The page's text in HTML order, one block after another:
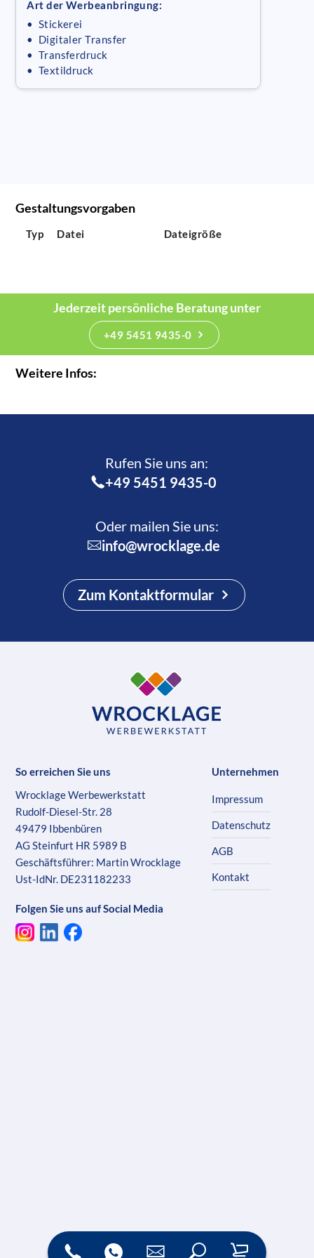
Art der Werbeanbringung:
• Stickerei
• Digitaler Transfer
• Transferdruck
• Textildruck
Gestaltungsvorgaben
Typ Datei Dateigröße
Jederzeit persönliche Beratung unter
+49 5451 9435-0
Weitere Infos:
Rufen Sie uns an:­
+49 5451 9435-0
Oder mailen Sie uns:
info@wrocklage.de
Zum Kontaktformular
So erreichen Sie uns
Wrocklage Werbewerkstatt
Rudolf-Diesel-Str. 28
49479 Ibbenbüren
AG Steinfurt HR 5989 B
Geschäftsführer: Martin Wrocklage
Ust-IdNr. DE231182233
Folgen Sie uns auf Social Media
Unternehmen
Impressum
Datenschutz
AGB
Kontakt